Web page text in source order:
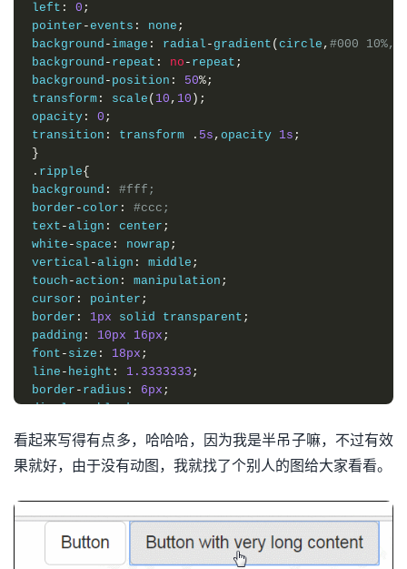
left : 0 ;
pointer -events : none ;
background - image : radial - gradient ( circle , #000
background - repeat : no - repeat ;
background - position : 50%;
transform : scale ( 10 , 10 );
opacity : 0 ;
transition : transform . 5s , opacity 1s ;
}
. ripple{
background :
#fff;
border -color :
#ccc;
text -align : center ;
white - space : nowrap ;
vertical -align : middle ;
touch -action : manipulation ;
cursor : pointer ;
border : 1px solid transparent ;
padding : 10px 16px ;
font - size : 18px ;
line - height : 1.3333333 ;
border - radius : 6px ;
display: block;
position: relative;
overflow: hidden;
}
看起来写得有点多，哈哈哈，因为我是半吊子嘛，不过有效
果就好，由于没有动图，我就找了个别人的图给大家看看。